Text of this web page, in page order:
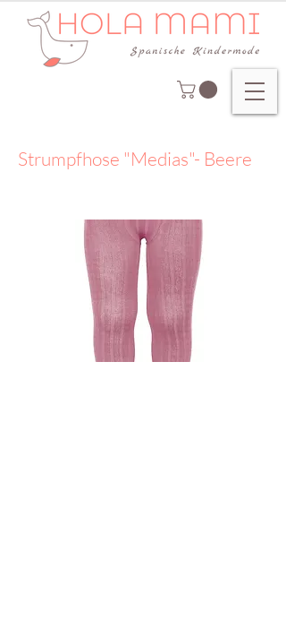
Strumpfhose "Medias"- Beere